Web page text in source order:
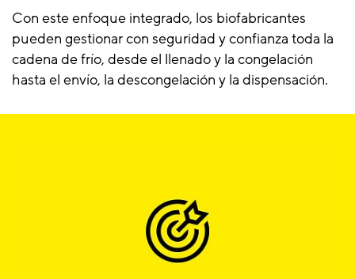
Con este enfoque integrado, los biofabricantes
pueden gestionar con seguridad y confianza toda la
cadena de frío, desde el llenado y la congelación
hasta el envío, la descongelación y la dispensación.